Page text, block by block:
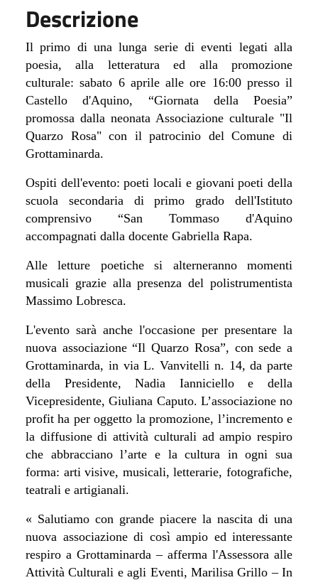
Descrizione
Il primo di una lunga serie di eventi legati alla
poesia, alla letteratura ed alla promozione
culturale: sabato 6 aprile alle ore 16:00 presso il
Castello d'Aquino, “Giornata della Poesia”
promossa dalla neonata Associazione culturale "Il
Quarzo Rosa" con il patrocinio del Comune di
Grottaminarda.
Ospiti dell'evento: poeti locali e giovani poeti della
scuola secondaria di primo grado dell'Istituto
comprensivo “San Tommaso d'Aquino
accompagnati dalla docente Gabriella Rapa.
Alle letture poetiche si alterneranno momenti
musicali grazie alla presenza del polistrumentista
Massimo Lobresca.
L'evento sarà anche l'occasione per presentare la
nuova associazione “Il Quarzo Rosa”, con sede a
Grottaminarda, in via L. Vanvitelli n. 14, da parte
della Presidente, Nadia Ianniciello e della
Vicepresidente, Giuliana Caputo. L’associazione no
profit ha per oggetto la promozione, l’incremento e
la diffusione di attività culturali ad ampio respiro
che abbracciano l’arte e la cultura in ogni sua
forma: arti visive, musicali, letterarie, fotografiche,
teatrali e artigianali.
« Salutiamo con grande piacere la nascita di una
nuova associazione di così ampio ed interessante
respiro a Grottaminarda – afferma l'Assessora alle
Attività Culturali e agli Eventi, Marilisa Grillo – In